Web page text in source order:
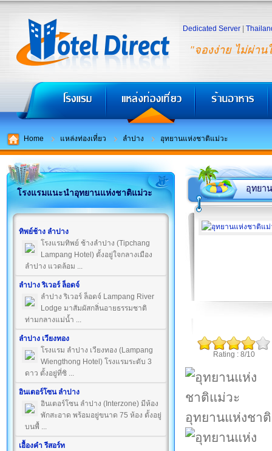
"จองง่าย ไม่ผ่าน
Dedicated Server
Home แหล่งท่องเที่ยว ลำปาง อุทยานแห่งชาติแม่วะ
โรงแรมแนะนำอุทยานแห่งชาติแม่วะ
ทิพย์ช้าง ลำปาง
โรงแรมทิพย์ ช้างลำปาง (Tipchang
Lampang Hotel) ตั้งอยู่ใจกลางเมือง
ลำปาง แวดล้อม ...
ลำปาง ริเวอร์ ล็อดจ์
ลำปาง ริเวอร์ ล็อดจ์ Lampang River
Lodge มาสัมผัสกลิ่นอายธรรมชาติ
ท่ามกลางแม่น้ำ ...
ลำปาง เวียงทอง
โรงแรม ลำปาง เวียงทอง (Lampang
Wiengthong Hotel) โรงแรมระดับ 3
ดาว ตั้งอยู่ที่ซิ ...
อินเตอร์โซน ลำปาง
อินเตอร์โซน ลำปาง (Interzone) มีห้อง
พักสะอาด พร้อมอยู่ขนาด 75 ห้อง ตั้งอยู่
บนพื้ ...
เอื้องคำ รีสอร์ท
อุทยา
Rating : 8/10
อุทยานแห่งชา